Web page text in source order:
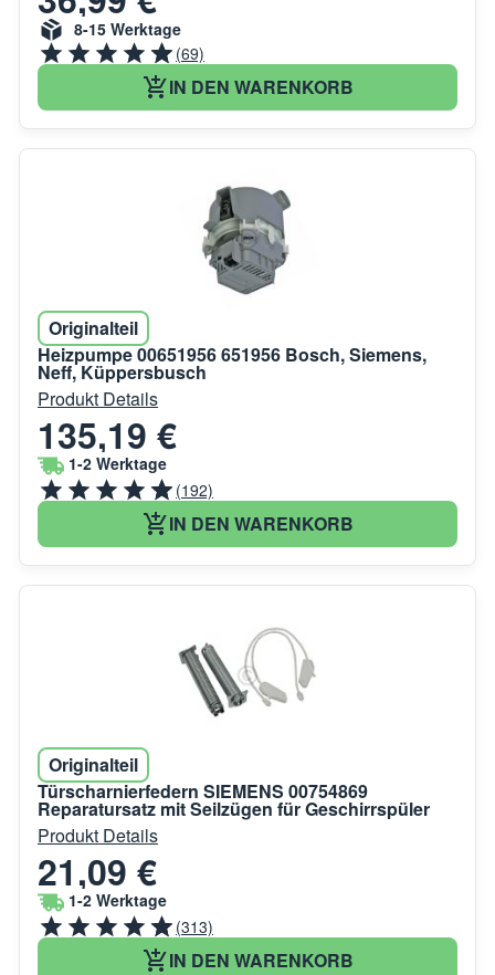
8-15 Werktage
(69)
IN DEN WARENKORB
Originalteil
Heizpumpe 00651956 651956 Bosch, Siemens,
Neff, Küppersbusch
Produkt Details
135,19 €
1-2 Werktage
(192)
IN DEN WARENKORB
Originalteil
Türscharnierfedern SIEMENS 00754869
Reparatursatz mit Seilzügen für Geschirrspüler
Produkt Details
21,09 €
1-2 Werktage
(313)
IN DEN WARENKORB